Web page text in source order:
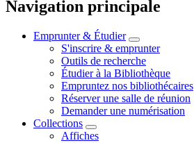
Navigation principale
Emprunter & Étudier
S'inscrire & emprunter
Outils de recherche
Étudier à la Bibliothèque
Empruntez nos bibliothécaires
Réserver une salle de réunion
Demander une numérisation
Collections
Affiches